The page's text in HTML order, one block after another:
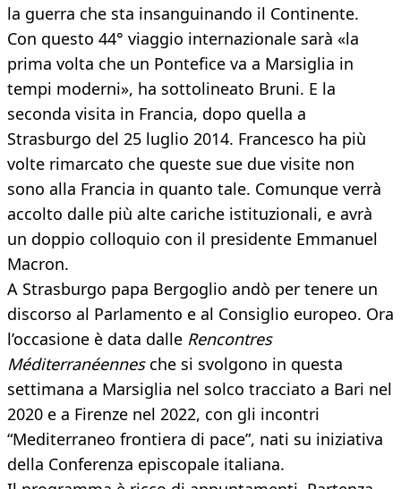
la guerra che sta insanguinando il Continente.
Con questo 44° viaggio internazionale sarà «la
prima volta che un Pontefice va a Marsiglia in
tempi moderni», ha sottolineato Bruni. E la
seconda visita in Francia, dopo quella a
Strasburgo del 25 luglio 2014. Francesco ha più
volte rimarcato che queste sue due visite non
sono alla Francia in quanto tale. Comunque verrà
accolto dalle più alte cariche istituzionali, e avrà
un doppio colloquio con il presidente Emmanuel
Macron.
A Strasburgo papa Bergoglio andò per tenere un
discorso al Parlamento e al Consiglio europeo. Ora
l’occasione è data dalle Rencontres
Méditerranéennesche si svolgono in questa
settimana a Marsiglia nel solco tracciato a Bari nel
2020 e a Firenze nel 2022, con gli incontri
“Mediterraneo frontiera di pace”, nati su iniziativa
della Conferenza episcopale italiana.